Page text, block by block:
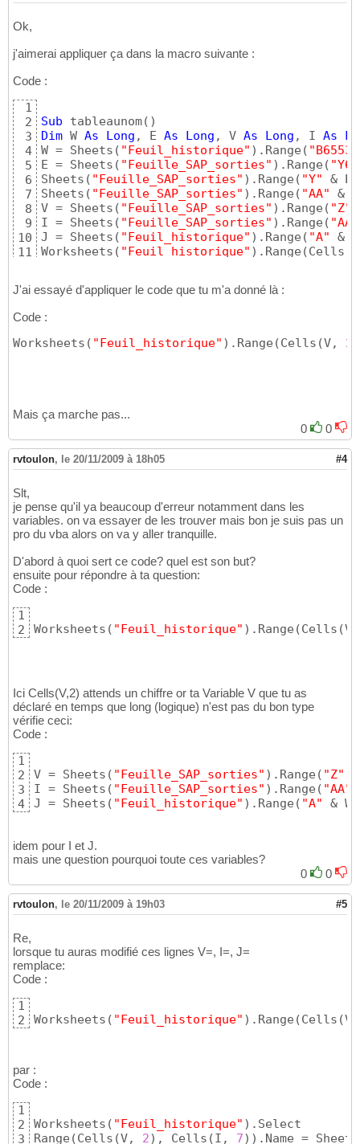
Ok,
j'aimerai appliquer ça dans la macro suivante :
Code :
1
2
3
4
5
6
7
8
9
10
11
Sub tableaunom( )
Dim W As Long , E As Long , V As Long , I As
W = Sheets ( "Feuil_historique" ) .Range (
E = Sheets ( "Feuille_SAP_sorties" ) .Range (
Sheets ( "Feuille_SAP_sorties" ) .Range ( "Y" & E
Sheets ( "Feuille_SAP_sorties" ) .Range ( "AA" & E
V = Sheets ( "Feuille_SAP_sorties" ) .Range ( "Z"
I = Sheets ( "Feuille_SAP_sorties" ) .Range ( "AA"
J = Sheets ( "Feuil_historique" ) .Range ( "A" & W
Worksheets ( "Feuil_historique" ) .Range (Cells
J'ai essayé d'appliquer le code que tu m'a donné là :
Code :
Worksheets ( "Feuil_historique" ) .Range (Cells (V, 2
Mais ça marche pas...
0
0
rvtoulon, le 20/11/2009 à 18h05 #4
Slt,
je pense qu'il ya beaucoup d'erreur notamment dans les
variables. on va essayer de les trouver mais bon je suis pas un
pro du vba alors on va y aller tranquille.
D'abord à quoi sert ce code? quel est son but?
ensuite pour répondre à ta question:
Code :
1
2
Worksheets ( "Feuil_historique" ) .Range (Cells (
Ici Cells(V,2) attends un chiffre or ta Variable V que tu as
déclaré en temps que long (logique) n'est pas du bon type
vérifie ceci:
Code :
1
2
3
4
V = Sheets ( "Feuille_SAP_sorties" ) .Range ( "Z"
I = Sheets ( "Feuille_SAP_sorties" ) .Range ( "AA"
J = Sheets ( "Feuil_historique" ) .Range ( "A" & W
idem pour I et J.
mais une question pourquoi toute ces variables?
0
0
rvtoulon, le 20/11/2009 à 19h03 #5
Re,
lorsque tu auras modifié ces lignes V=, I=, J=
remplace:
Code :
1
2
Worksheets ( "Feuil_historique" ) .Range (Cells (
par :
Code :
1
2
3
Worksheets ( "Feuil_historique" ) .Select
Range (Cells (V, 2) , Cells (I, 7) ) .Name = Sheets